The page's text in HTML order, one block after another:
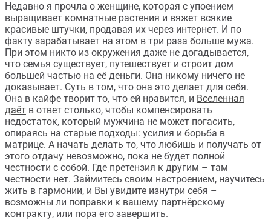
Недавно я прочла о женщине, которая с упоением
выращивает комнатные растения и вяжет всякие
красивые штучки, продавая их через интернет. И по
факту зарабатывает на этом в три раза больше мужа.
При этом никто из окружения даже не догадывается,
что семья существует, путешествует и строит дом
большей частью на её деньги. Она никому ничего не
доказывает. Суть в том, что она это делает для себя.
Она в кайфе творит то, что ей нравится, и Вселенная
даёт в ответ столько, чтобы компенсировать
недостаток, который мужчина не может погасить,
опираясь на старые подходы: усилия и борьба в
матрице. А начать делать то, что любишь и получать от
этого отдачу невозможно, пока не будет полной
честности с собой. Где претензия к другим – там
честности нет. Займитесь своим настроением, научитесь
жить в гармонии, и Вы увидите изнутри себя –
возможны ли поправки к вашему партнёрскому
контракту, или пора его завершить.